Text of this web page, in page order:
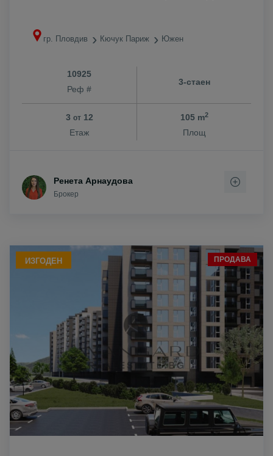
гр. Пловдив Кючук Париж Южен
10925
Реф #
3-стаен
3 от12
Етаж
105 m2
Площ
Ренета Арнаудова
Брокер
ПРОДАВА
ИЗГОДЕН